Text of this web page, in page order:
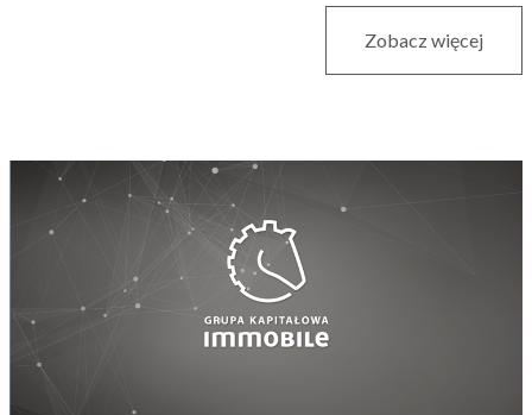
Zobacz więcej